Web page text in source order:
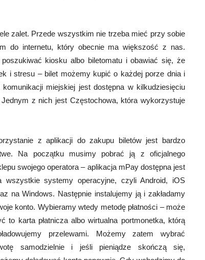
zalet. Przede wszystkim nie trzeba mieć przy sobie
do internetu, który obecnie ma większość z nas.
kiosku albo biletomatu i obawiać się, że
i stresu – bilet możemy kupić o każdej porze dnia i
miejskiej jest dostępna w kilkudziesięciu
z nich jest Częstochowa, która wykorzystuje
z aplikacji do zakupu biletów jest bardzo
Na początku musimy pobrać ją z oficjalnego
swojego operatora – aplikacja mPay dostępna jest
wszystkie systemy operacyjne, czyli Android, iOS
na Windows. Następnie instalujemy ją i zakładamy
konto. Wybieramy wtedy metodę płatności – może
to karta płatnicza albo wirtualna portmonetka, którą
przelewami. Możemy zatem wybrać
samodzielnie i jeśli pieniądze skończą się,